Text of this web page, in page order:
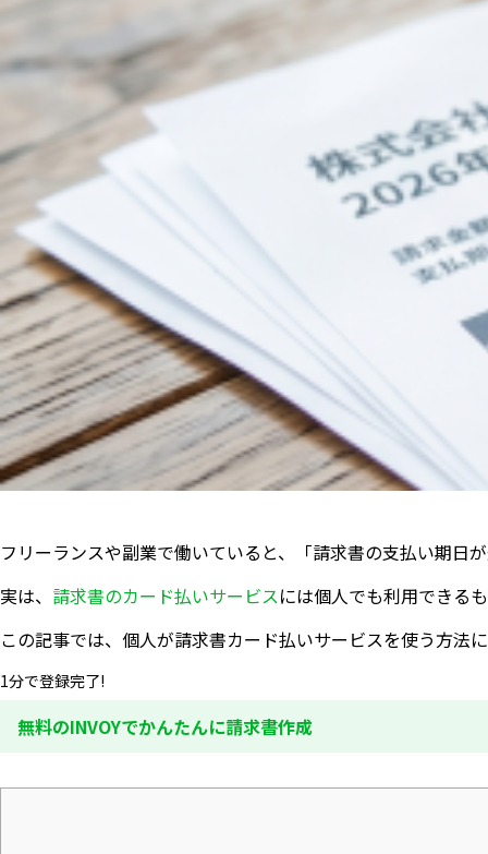
フリーランスや副業で働いていると、「請求書の支払い期日
実は、 請求書のカード払いサービスには個人でも利用できる
この記事では、個人が請求書カード払いサービスを使う方法
1分で登録完了!
無料のINVOYでかんたんに請求書作成